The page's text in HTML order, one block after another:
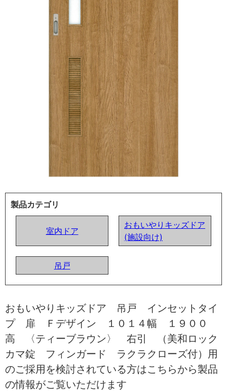
製品カテゴリ
室内ドア
おもいやりキッズドア
(施設向け)
吊戸
おもいやりキッズドア 吊戸 インセットタイ
プ 扉 Ｆデザイン １０１４幅 １９００
高 〈ティーブラウン〉 右引 （美和ロック
カマ錠 フィンガード ラクラクローズ付）用
のご採用を検討されている方はこちらから製品
の情報がご覧いただけます